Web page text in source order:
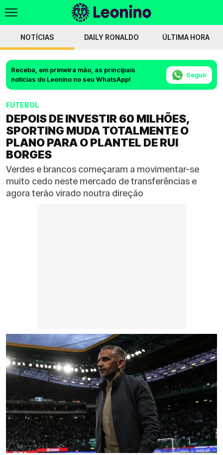
NOTÍCIAS DAILY RONALDO ÚLTIMA HORA
Receba, em primeira mão, as principais
notícias do Leonino no seu WhatsApp!
Seguir
FUTEBOL
DEPOIS DE INVESTIR 60 MILHÕES,
SPORTING MUDA TOTALMENTE O
PLANO PARA O PLANTEL DE RUI
BORGES
Verdes e brancos começaram a movimentar-se
muito cedo neste mercado de transferências e
agora terão virado noutra direção